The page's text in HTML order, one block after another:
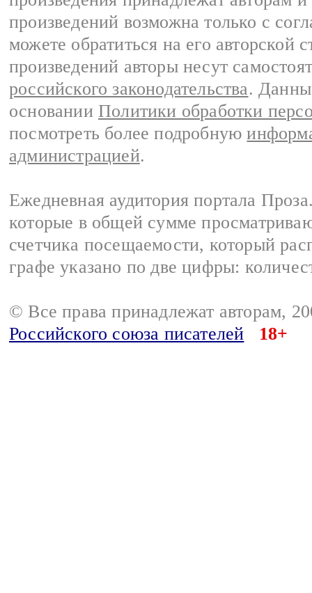
произведений возможна только с
можете обратиться на его авторской
произведений авторы несут
российского законодательства.
основании Политики обработки
посмотреть более подробную
администрацией.
Ежедневная аудитория портала
которые в общей сумме
счетчика посещаемости, который
графе указано по две цифры:
© Все права принадлежат авторам,
Российского союза писателей
18+